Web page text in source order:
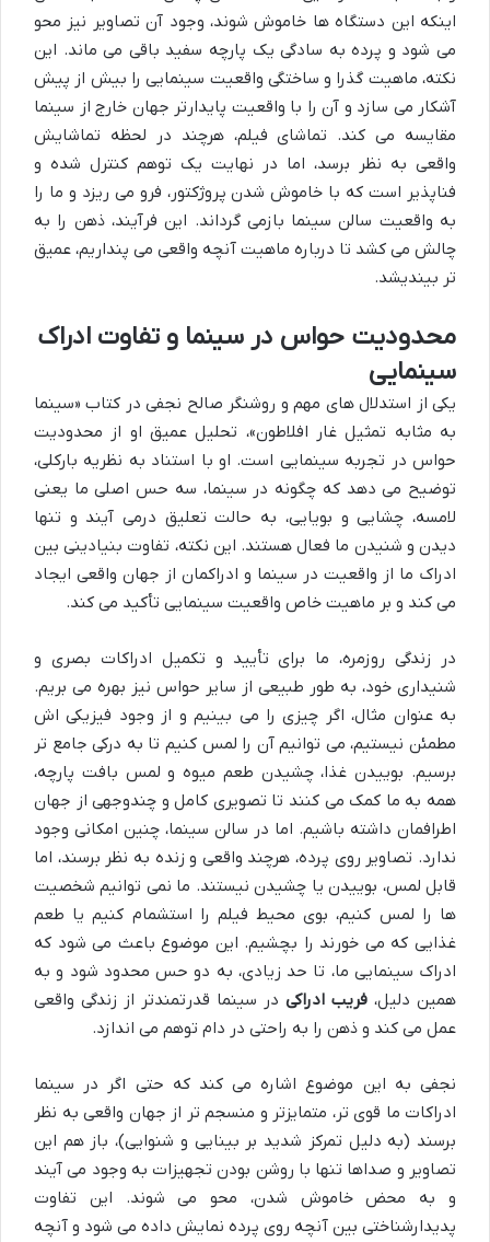
اینکه این دستگاه ها خاموش شوند، وجود آن تصاویر نیز محو
می شود و پرده به سادگی یک پارچه سفید باقی می ماند. این
نکته، ماهیت گذرا و ساختگی واقعیت سینمایی را بیش از پیش
آشکار می سازد و آن را با واقعیت پایدارتر جهان خارج از سینما
مقایسه می کند. تماشای فیلم، هرچند در لحظه تماشایش
واقعی به نظر برسد، اما در نهایت یک توهم کنترل شده و
فناپذیر است که با خاموش شدن پروژکتور، فرو می ریزد و ما را
به واقعیت سالن سینما بازمی گرداند. این فرآیند، ذهن را به
چالش می کشد تا درباره ماهیت آنچه واقعی می پنداریم، عمیق
تر بیندیشد.
محدودیت حواس در سینما و تفاوت ادراک
سینمایی
یکی از استدلال های مهم و روشنگر صالح نجفی در کتاب «سینما
به مثابه تمثیل غار افلاطون»، تحلیل عمیق او از محدودیت
حواس در تجربه سینمایی است. او با استناد به نظریه بارکلی،
توضیح می دهد که چگونه در سینما، سه حس اصلی ما یعنی
لامسه، چشایی و بویایی، به حالت تعلیق درمی آیند و تنها
دیدن و شنیدن ما فعال هستند. این نکته، تفاوت بنیادینی بین
ادراک ما از واقعیت در سینما و ادراکمان از جهان واقعی ایجاد
می کند و بر ماهیت خاص واقعیت سینمایی تأکید می کند.
در زندگی روزمره، ما برای تأیید و تکمیل ادراکات بصری و
شنیداری خود، به طور طبیعی از سایر حواس نیز بهره می بریم.
به عنوان مثال، اگر چیزی را می بینیم و از وجود فیزیکی اش
مطمئن نیستیم، می توانیم آن را لمس کنیم تا به درکی جامع تر
برسیم. بوییدن غذا، چشیدن طعم میوه و لمس بافت پارچه،
همه به ما کمک می کنند تا تصویری کامل و چندوجهی از جهان
اطرافمان داشته باشیم. اما در سالن سینما، چنین امکانی وجود
ندارد. تصاویر روی پرده، هرچند واقعی و زنده به نظر برسند، اما
قابل لمس، بوییدن یا چشیدن نیستند. ما نمی توانیم شخصیت
ها را لمس کنیم، بوی محیط فیلم را استشمام کنیم یا طعم
غذایی که می خورند را بچشیم. این موضوع باعث می شود که
ادراک سینمایی ما، تا حد زیادی، به دو حس محدود شود و به
همین دلیل، فریب ادراکی در سینما قدرتمندتر از زندگی واقعی
عمل می کند و ذهن را به راحتی در دام توهم می اندازد.
نجفی به این موضوع اشاره می کند که حتی اگر در سینما
ادراکات ما قوی تر، متمایزتر و منسجم تر از جهان واقعی به نظر
برسند (به دلیل تمرکز شدید بر بینایی و شنوایی)، باز هم این
تصاویر و صداها تنها با روشن بودن تجهیزات به وجود می آیند
و به محض خاموش شدن، محو می شوند. این تفاوت
پدیدارشناختی بین آنچه روی پرده نمایش داده می شود و آنچه